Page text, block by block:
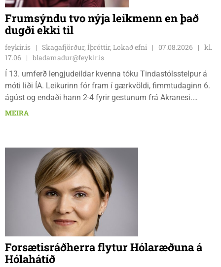
Frumsýndu tvo nýja leikmenn en það
dugði ekki til
feykir.is Skagafjörður, Íþróttir, Lokað efni 07.08.2026
kl.
17.06
bladamadur@feykir.is
Í 13. umferð lengjudeildar kvenna tóku Tindastólsstelpur á
móti liði ÍA. Leikurinn fór fram í gærkvöldi, fimmtudaginn 6.
ágúst og endaði hann 2-4 fyrir gestunum frá Akranesi.
Tindastólsliðið frumsýndi tvo nýja leikmenn en þær dönsku
tvíburar.
MEIRA
Forsætisráðherra flytur Hólaræðuna á
Hólahátíð